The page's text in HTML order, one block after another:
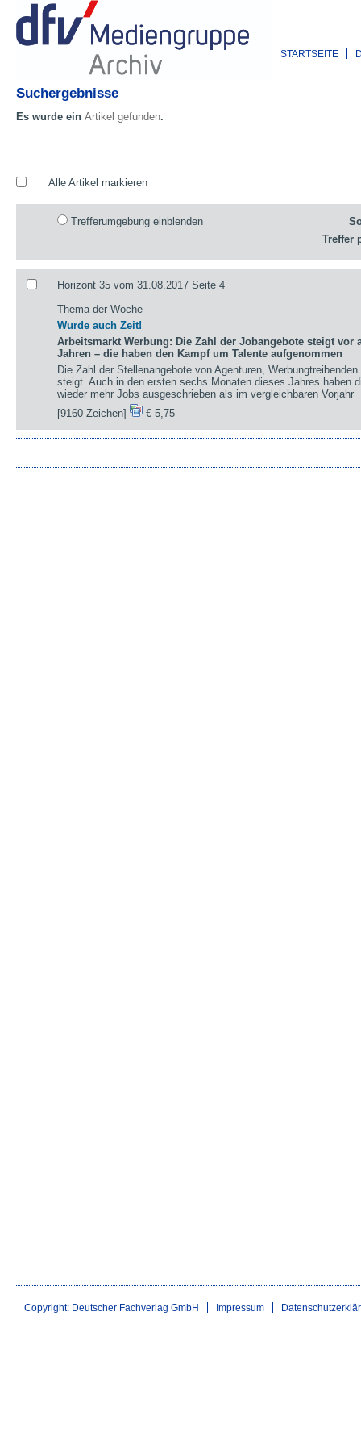
STARTSEITE
Suchergebnisse
Es wurde ein Artikel gefunden.
Alle Artikel markieren
Trefferumgebung einblenden
Treffer
Horizont 35 vom 31.08.2017 Seite 4
Thema der Woche
Wurde auch Zeit!
Arbeitsmarkt Werbung: Die Zahl der Jobangebote steigt vor
Jahren – die haben den Kampf um Talente aufgenommen
Die Zahl der Stellenangebote von Agenturen,
steigt. Auch in den ersten sechs Monaten dieses Jahres haben
wieder mehr Jobs ausgeschrieben als im vergleichbaren Vorjahr
[9160 Zeichen]
€ 5,75
Copyright: Deutscher Fachverlag GmbH Impressum